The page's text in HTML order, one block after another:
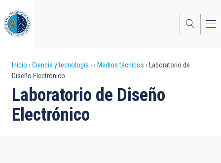
al
contenido
principal
Sobrescribir
enlaces
de
ayuda
Inicio Ciencia y tecnología Medios técnicos
Laboratorio de
Diseño Electrónico
Laboratorio de Diseño
Electrónico